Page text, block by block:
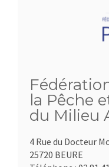
la Pêche
du Milieu
4 Rue du Docteur
25720 BEURE